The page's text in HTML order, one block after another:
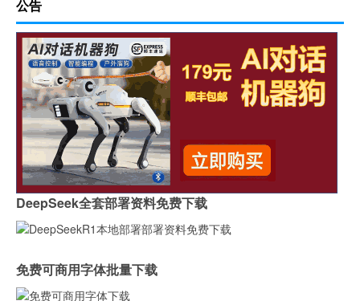
公告
DeepSeek全套部署资料免费下载
免费可商用字体批量下载